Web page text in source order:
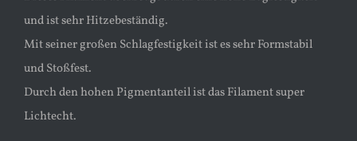
und ist sehr Hitzebeständig.
Mit seiner großen Schlagfestigkeit ist es sehr Formstabil
und Stoßfest.
Durch den hohen Pigmentanteil ist das Filament super
Lichtecht.